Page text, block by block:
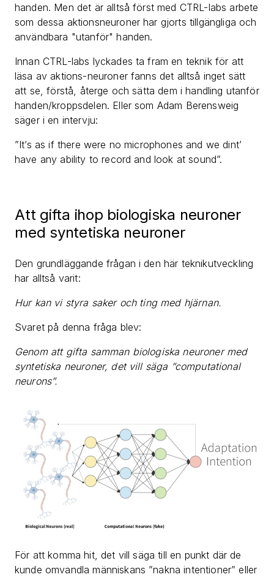
handen. Men det är alltså först med CTRL-labs arbete
som dessa aktionsneuroner har gjorts tillgängliga och
användbara "utanför" handen.
Innan CTRL-labs lyckades ta fram en teknik för att
läsa av aktions-neuroner fanns det alltså inget sätt
att se, förstå, återge och sätta dem i handling utanför
handen/kroppsdelen. Eller som Adam Berensweig
säger i en intervju:
”It’s as if there were no microphones and we dint’
have any ability to record and look at sound”.
Att gifta ihop biologiska neuroner
med syntetiska neuroner
Den grundläggande frågan i den här teknikutveckling
har alltså varit:
Hur kan vi styra saker och ting med hjärnan.
Svaret på denna fråga blev:
Genom att gifta samman biologiska neuroner med
syntetiska neuroner, det vill säga ”computational
neurons”.
För att komma hit, det vill säga till en punkt där de
kunde omvandla människans ”nakna intentioner” eller